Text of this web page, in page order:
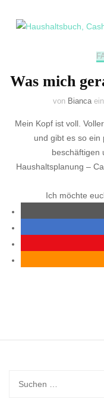
Was mich
von Bianca ein
Mein Kopf ist voll.
und gibt es so ein
beschäftigen
Haushaltsplanung –
Ich möchte
Suchen